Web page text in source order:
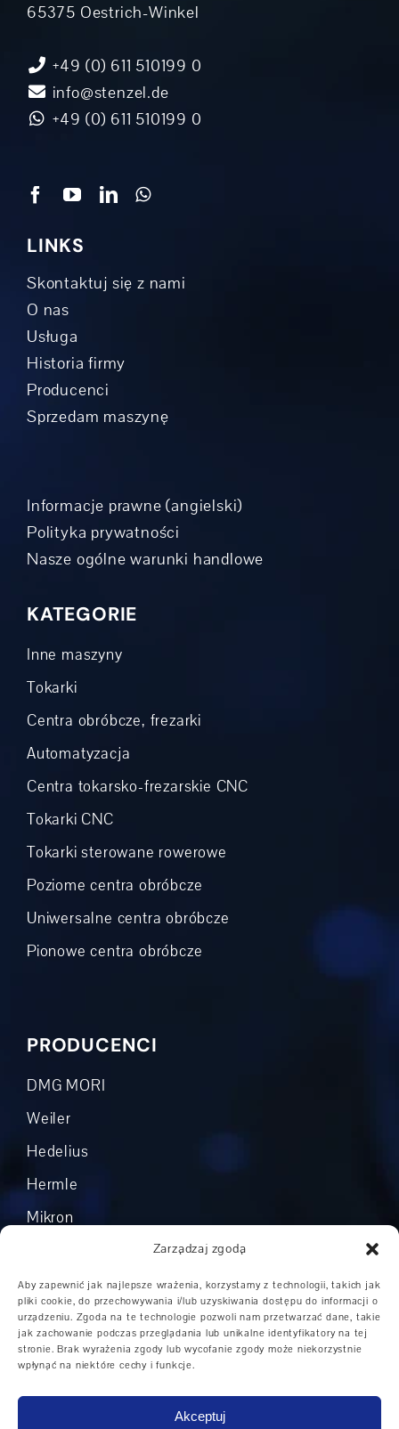
Zarządzaj zgodą
Aby zapewnić jak najlepsze wrażenia, korzystamy z technologii, takich jak
pliki cookie, do przechowywania i/lub uzyskiwania dostępu do informacji o
urządzeniu. Zgoda na te technologie pozwoli nam przetwarzać dane, takie
jak zachowanie podczas przeglądania lub unikalne identyfikatory na tej
stronie. Brak wyrażenia zgody lub wycofanie zgody może niekorzystnie
wpłynąć na niektóre cechy i funkcje.
Akceptuj
65375 Oestrich-Winkel
+49 (0) 611 510199 0
info@stenzel.de
+49 (0) 611 510199 0
LINKS
Skontaktuj się z nami
O nas
Usługa
Historia firmy
Producenci
Sprzedam maszynę
Informacje prawne (angielski)
Polityka prywatności
Nasze ogólne warunki handlowe
KATEGORIE
Inne maszyny
Tokarki
Centra obróbcze, frezarki
Automatyzacja
Centra tokarsko-frezarskie CNC
Tokarki CNC
Tokarki sterowane rowerowe
Poziome centra obróbcze
Uniwersalne centra obróbcze
Pionowe centra obróbcze
PRODUCENCI
DMG MORI
Weiler
Hedelius
Hermle
Mikron
Boehringer
Grob
Inni producenci